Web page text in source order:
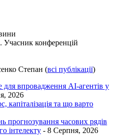
Учасник конференцій
Степан (всі публікації)
для впровадження AI-агентів у
2026
капіталізація та що варто
прогнозування часових рядів
інтелекту - 8 Серпня, 2026